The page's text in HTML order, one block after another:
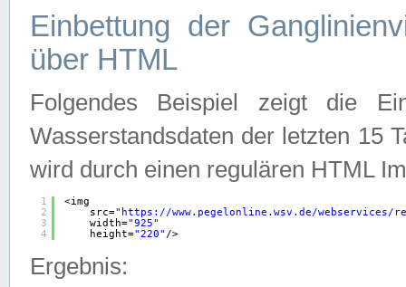
Einbettung der
über HTML
Folgendes Beispiel zeigt die
Wasserstandsdaten der letzten 15
wird durch einen regulären HTML
1
2
3
4
<img
src=" https://www.pegelonline.wsv.de/webservices/
width="925"
height="220" />
Ergebnis: